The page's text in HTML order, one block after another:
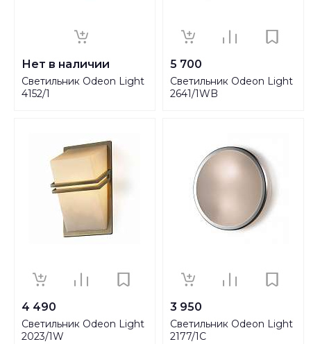
Нет в наличии
Светильник Odeon Light
4152/1
5 700
Светильник Odeon Light
2641/1WB
4 490
Светильник Odeon Light
2023/1W
3 950
Светильник Odeon Light
2177/1C